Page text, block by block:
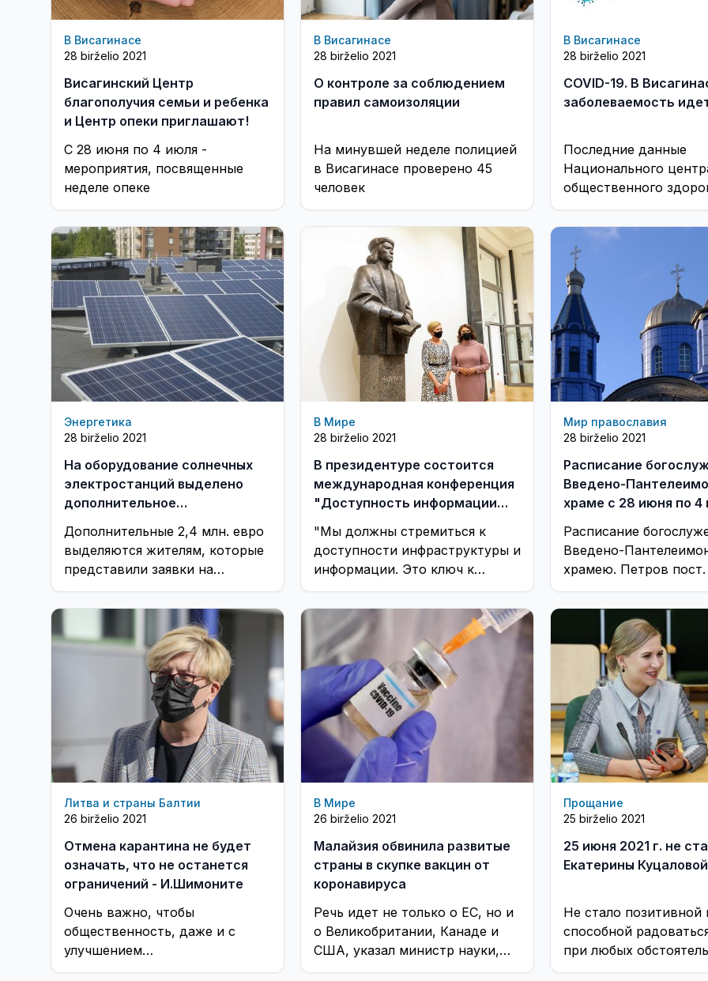
В Висагинасе
28 birželio 2021
Висагинский Центр
благополучия семьи и ребенка
и Центр опеки приглашают!
C 28 июня по 4 июля -
мероприятия, посвященные
неделе опеке
В Висагинасе
28 birželio 2021
О контроле за соблюдением
правил самоизоляции
На минувшей неделе полицией
в Висагинасе проверено 45
человек
В Висагинасе
28 birželio 2021
СOVID-19. В
заболеваемость
Последние данные
Национального
общественного
Энергетика
28 birželio 2021
На оборудование солнечных
электростанций выделено
дополнительное
Дополнительные 2,4 млн. евро
выделяются жителям, которые
представили заявки на
оборудование солнечных
электростанций
В Мире
28 birželio 2021
В президентуре состоится
международная конференция
"Доступность информации
"Мы должны стремиться к
доступности инфраструктуры и
информации. Это ключ к
благополучию людей с
инвалидностью“, – Диана
Науседене
Мир православия
28 birželio 2021
Расписание
Введено-
храме с 28 июня по 4
Расписание
Введено-
храмею. Петров пост.
Литва и страны Балтии
26 birželio 2021
Отмена карантина не будет
означать, что не останется
ограничений - И.Шимоните
Очень важно, чтобы
общественность, даже и с
улучшением
эпидемиологической ситуации,
В Мире
26 birželio 2021
Малайзия обвинила развитые
страны в скупке вакцин от
коронавируса
Речь идет не только о ЕС, но и
о Великобритании, Канаде и
США, указал министр науки,
технологий и инноваций
Прощание
25 birželio 2021
25 июня 2021 г. не
Екатерины Куцаловой
Не стало позитивной
способной
при любых
полной жизненной